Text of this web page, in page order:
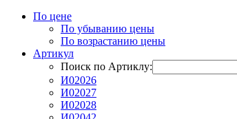
По цене
По убыванию цены
По возрастанию цены
Артикул
Поиск по Артиклу:
И02026
И02027
И02028